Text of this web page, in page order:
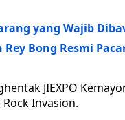
yang Wajib
Bong Resmi
JIEXPO
Invasion.